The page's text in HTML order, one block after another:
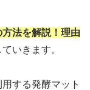
法を解説！理由
いきます。
する発酵マット